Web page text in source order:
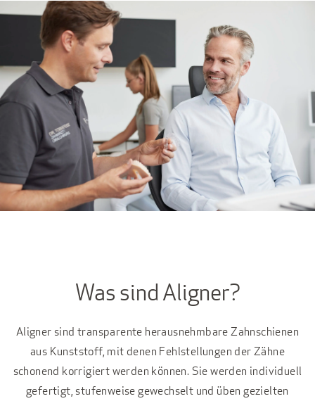
Was sind Aligner?
Aligner sind transparente herausnehmbare Zahnschienen
aus Kunststoff, mit denen Fehlstellungen der Zähne
schonend korrigiert werden können. Sie werden individuell
gefertigt, stufenweise gewechselt und üben gezielten